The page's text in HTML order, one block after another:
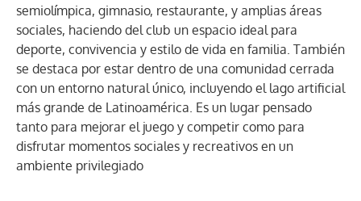
semiolímpica, gimnasio, restaurante, y amplias áreas
sociales, haciendo del club un espacio ideal para
deporte, convivencia y estilo de vida en familia. También
se destaca por estar dentro de una comunidad cerrada
con un entorno natural único, incluyendo el lago artificial
más grande de Latinoamérica. Es un lugar pensado
tanto para mejorar el juego y competir como para
disfrutar momentos sociales y recreativos en un
ambiente privilegiado